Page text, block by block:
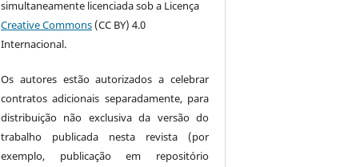
simultaneamente licenciada sob a Licença
Creative Commons (CC BY) 4.0
Internacional.
Os autores estão autorizados a celebrar
contratos adicionais separadamente, para
distribuição não exclusiva da versão do
trabalho publicada nesta revista (por
exemplo, publicação em repositório